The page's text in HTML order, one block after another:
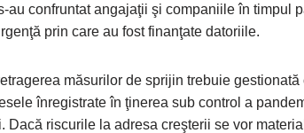
au confruntat angajaţii şi companiile în timpul
prin care au fost finanţate datoriile.
măsurilor de sprijin trebuie gestionată
înregistrate în ţinerea sub control a
Dacă riscurile la adresa creşterii se vor